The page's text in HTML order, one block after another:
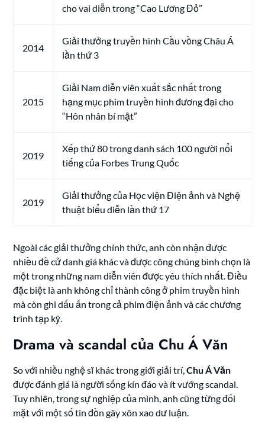
cho vai diễn trong “Cao Lương Đỏ”
2014
Giải thưởng truyền hình Cầu vồng Châu Á
lần thứ 3
2015
Giải Nam diễn viên xuất sắc nhất trong
hạng mục phim truyền hình đương đại cho
“Hôn nhân bí mật”
2019
Xếp thứ 80 trong danh sách 100 người nổi
tiếng của Forbes Trung Quốc
2019
Giải thưởng của Học viện Điện ảnh và Nghệ
thuật biểu diễn lần thứ 17
Ngoài các giải thưởng chính thức, anh còn nhận được
nhiều đề cử danh giá khác và được công chúng bình chọn là
một trong những nam diễn viên được yêu thích nhất. Điều
đặc biệt là anh không chỉ thành công ở phim truyền hình
mà còn ghi dấu ấn trong cả phim điện ảnh và các chương
trình tạp kỹ.
Drama và scandal của Chu Á Văn
So với nhiều nghệ sĩ khác trong giới giải trí,Chu Á Văn
được đánh giá là người sống kín đáo và ít vướng scandal.
Tuy nhiên, trong sự nghiệp của mình, anh cũng từng đối
mặt với một số tin đồn gây xôn xao dư luận.